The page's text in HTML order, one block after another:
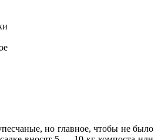
но главное, чтобы не было